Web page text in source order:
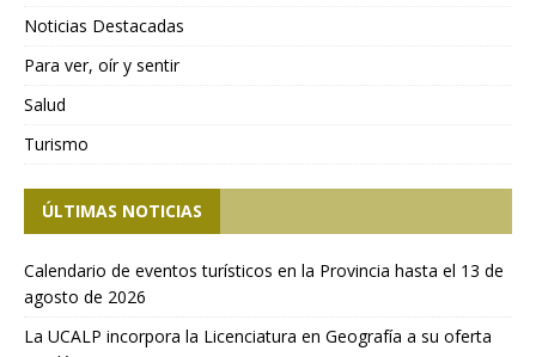
Noticias Destacadas
Para ver, oír y sentir
Salud
Turismo
ÚLTIMAS NOTICIAS
Calendario de eventos turísticos en la Provincia hasta el 13 de
agosto de 2026
La UCALP incorpora la Licenciatura en Geografía a su oferta